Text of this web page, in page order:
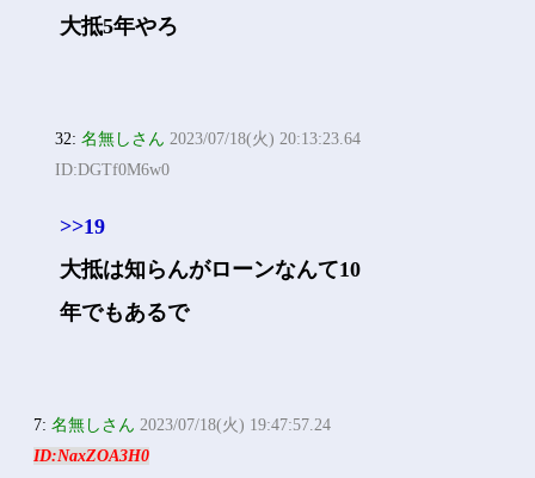
大抵5年やろ
32:名無しさん 2023/07/18(火) 20:13:23.64
ID:DGTf0M6w0
>>19
大抵は知らんがローンなんて10
年でもあるで
7:名無しさん 2023/07/18(火) 19:47:57.24
ID:NaxZOA3H0